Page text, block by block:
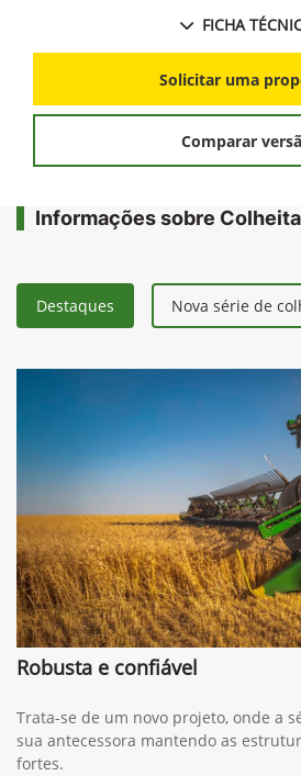
FICHA
Solicitar uma
Comparar
Informações sobre
Destaques Nova série de
Robusta e confiável
Trata-se de um novo projeto, onde a
sua antecessora mantendo as
fortes.